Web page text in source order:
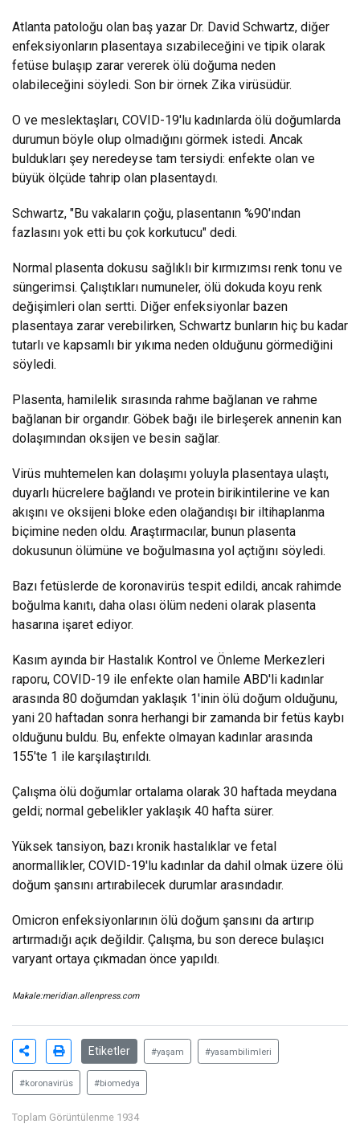
Atlanta patoloğu olan baş yazar Dr. David Schwartz, diğer
enfeksiyonların plasentaya sızabileceğini ve tipik olarak
fetüse bulaşıp zarar vererek ölü doğuma neden
olabileceğini söyledi. Son bir örnek Zika virüsüdür.
O ve meslektaşları, COVID-19'lu kadınlarda ölü doğumlarda
durumun böyle olup olmadığını görmek istedi. Ancak
buldukları şey neredeyse tam tersiydi: enfekte olan ve
büyük ölçüde tahrip olan plasentaydı.
Schwartz, "Bu vakaların çoğu, plasentanın %90'ından
fazlasını yok etti bu çok korkutucu" dedi.
Normal plasenta dokusu sağlıklı bir kırmızımsı renk tonu ve
süngerimsi. Çalıştıkları numuneler, ölü dokuda koyu renk
değişimleri olan sertti. Diğer enfeksiyonlar bazen
plasentaya zarar verebilirken, Schwartz bunların hiç bu kadar
tutarlı ve kapsamlı bir yıkıma neden olduğunu görmediğini
söyledi.
Plasenta, hamilelik sırasında rahme bağlanan ve rahme
bağlanan bir organdır. Göbek bağı ile birleşerek annenin kan
dolaşımından oksijen ve besin sağlar.
Virüs muhtemelen kan dolaşımı yoluyla plasentaya ulaştı,
duyarlı hücrelere bağlandı ve protein birikintilerine ve kan
akışını ve oksijeni bloke eden olağandışı bir iltihaplanma
biçimine neden oldu. Araştırmacılar, bunun plasenta
dokusunun ölümüne ve boğulmasına yol açtığını söyledi.
Bazı fetüslerde de koronavirüs tespit edildi, ancak rahimde
boğulma kanıtı, daha olası ölüm nedeni olarak plasenta
hasarına işaret ediyor.
Kasım ayında bir Hastalık Kontrol ve Önleme Merkezleri
raporu, COVID-19 ile enfekte olan hamile ABD'li kadınlar
arasında 80 doğumdan yaklaşık 1'inin ölü doğum olduğunu,
yani 20 haftadan sonra herhangi bir zamanda bir fetüs kaybı
olduğunu buldu. Bu, enfekte olmayan kadınlar arasında
155'te 1 ile karşılaştırıldı.
Çalışma ölü doğumlar ortalama olarak 30 haftada meydana
geldi; normal gebelikler yaklaşık 40 hafta sürer.
Yüksek tansiyon, bazı kronik hastalıklar ve fetal
anormallikler, COVID-19'lu kadınlar da dahil olmak üzere ölü
doğum şansını artırabilecek durumlar arasındadır.
Omicron enfeksiyonlarının ölü doğum şansını da artırıp
artırmadığı açık değildir. Çalışma, bu son derece bulaşıcı
varyant ortaya çıkmadan önce yapıldı.
Makale:meridian.allenpress.com
Etiketler #yaşam #yasambilimleri
#koronavirüs #biomedya
Toplam Görüntülenme 1934